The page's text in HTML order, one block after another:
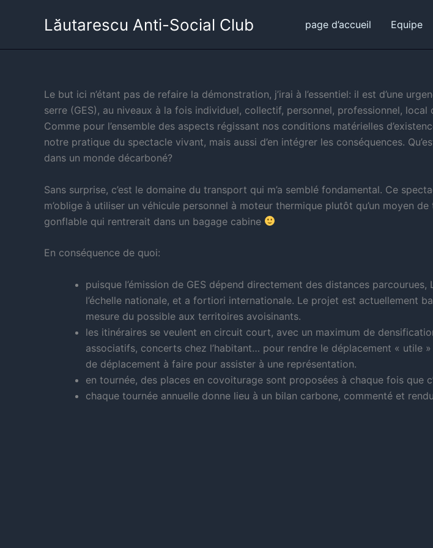
Lăutarescu Anti-Social Club page d’accueil Equipe
Le but ici n’étant pas de refaire la démonstration, j’irai à l’essentiel: il est d’une
serre (GES), au niveaux à la fois individuel, collectif, personnel, professionnel, local
Comme pour l’ensemble des aspects régissant nos conditions matérielles
notre pratique du spectacle vivant, mais aussi d’en intégrer les conséquences.
dans un monde décarboné?
Sans surprise, c’est le domaine du transport qui m’a semblé fondamental. Ce
m’oblige à utiliser un véhicule personnel à moteur thermique plutôt qu’un moyen
gonflable qui rentrerait dans un bagage cabine
En conséquence de quoi:
puisque l’émission de GES dépend directement des distances
l’échelle nationale, et a fortiori internationale. Le projet est actuellement
mesure du possible aux territoires avoisinants.
les itinéraires se veulent en circuit court, avec un maximum de
associatifs, concerts chez l’habitant… pour rendre le déplacement « utile
de déplacement à faire pour assister à une représentation.
en tournée, des places en covoiturage sont proposées à chaque fois que
chaque tournée annuelle donne lieu à un bilan carbone, commenté et